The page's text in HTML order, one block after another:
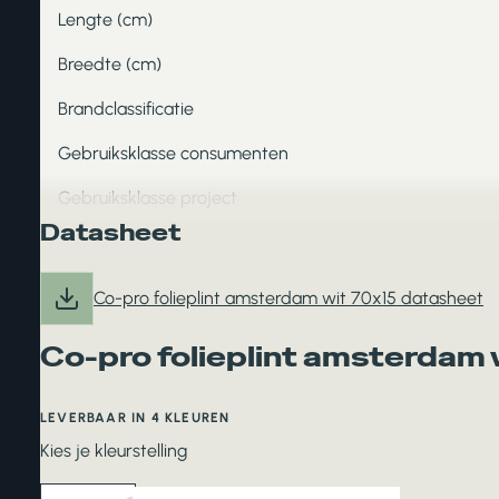
Lengte (cm)
Breedte (cm)
Brandclassificatie
Gebruiksklasse consumenten
Gebruiksklasse project
Datasheet
Co-pro folieplint amsterdam wit 70x15 datasheet
Co-pro folieplint amsterdam
LEVERBAAR IN 4 KLEUREN
Kies je kleurstelling